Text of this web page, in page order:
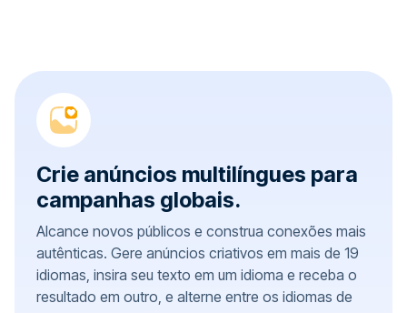
Crie anúncios multilíngues para
campanhas globais.
Alcance novos públicos e construa conexões mais
autênticas. Gere anúncios criativos em mais de 19
idiomas, insira seu texto em um idioma e receba o
resultado em outro, e alterne entre os idiomas de